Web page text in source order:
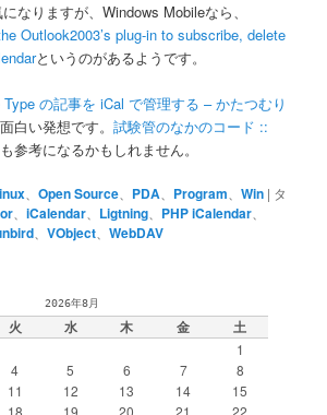
なりますが、Windows Mobileなら、
Outlook2003’s plug-in to subscribe, delete
というのがあるようです。
Type の記事を iCal で管理する – かたつむり
白い発想です。試験管のなかのコード ::
も参考になるかもしれません。
、Open Source PDA Program 、Win | タ
、iCalendar Ligtning PHP iCalendar
、VObject 、WebDAV
2026年8月
火 水 木 金 土
1
4 5 6 7
8
11 12 13 14
15
18 19 20 21
22